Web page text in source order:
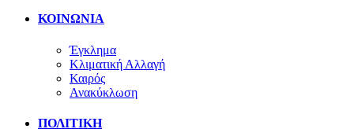
ΚΟΙΝΩΝΙΑ
Έγκλημα
Κλιματική Αλλαγή
Καιρός
Ανακύκλωση
ΠΟΛΙΤΙΚΗ